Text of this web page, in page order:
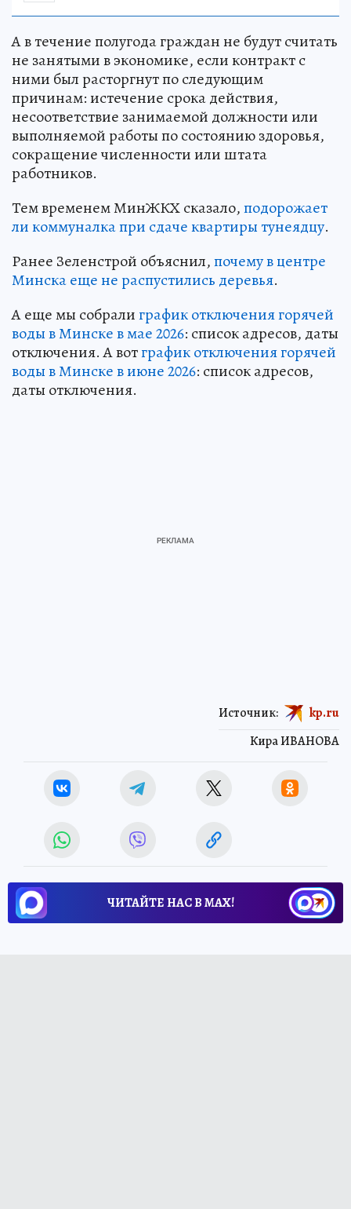
А в течение полугода граждан не будут считать
не занятыми в экономике, если контракт с
ними был расторгнут по следующим
причинам: истечение срока действия,
несоответствие занимаемой должности или
выполняемой работы по состоянию здоровья,
сокращение численности или штата
работников.
Тем временем МинЖКХ сказало,подорожает
ли коммуналка при сдаче квартиры тунеядцу.
Ранее Зеленстрой объяснил,почему в центре
Минска еще не распустились деревья.
А еще мы собралиграфик отключения горячей
воды в Минске в мае 2026: список адресов, даты
отключения. А вотграфик отключения горячей
воды в Минске в июне 2026: список адресов,
даты отключения.
Кира ИВАНОВА
Источник: kp.ru
ЧИТАЙТЕ НАС В МАХ!